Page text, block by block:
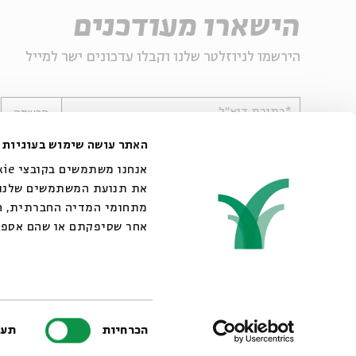
האתר עושה שימוש בעוגיות
את תנועת המשתמשים
מתחומי המדיה החברתית,
אחר שסיפקתם או שהם
הכרחיות
הישארו מעודכנים
הירשמו לניוזלטר שלנו וקבלו עדכונים ישר למייל
*כתובת דוא"ל הרשמה